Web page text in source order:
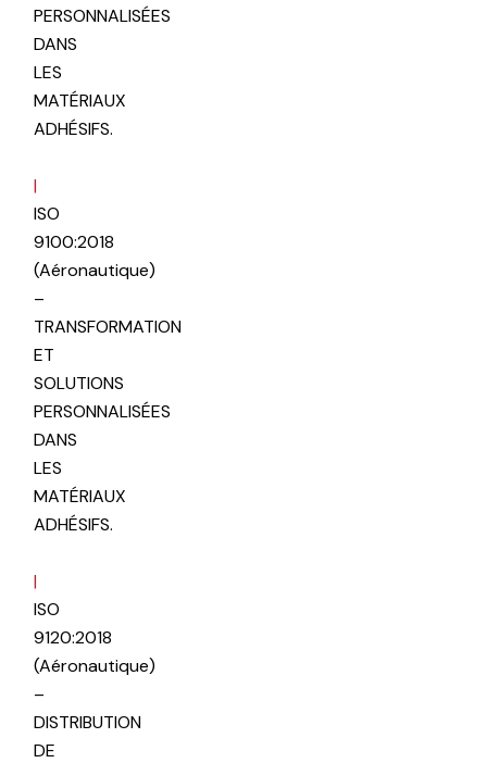
PERSONNALISÉES
DANS
LES
MATÉRIAUX
ADHÉSIFS.
|
ISO
9100:2018
(Aéronautique)
–
TRANSFORMATION
ET
SOLUTIONS
PERSONNALISÉES
DANS
LES
MATÉRIAUX
ADHÉSIFS.
|
ISO
9120:2018
(Aéronautique)
–
DISTRIBUTION
DE